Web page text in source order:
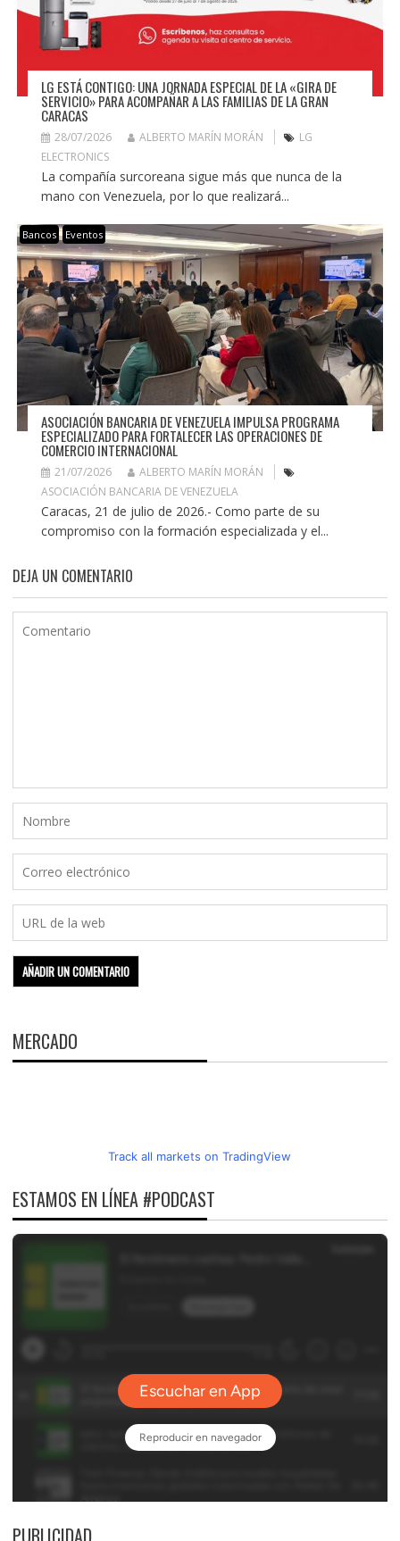
LG ESTÁ CONTIGO: UNA JORNADA ESPECIAL DE LA «GIRA DE
SERVICIO» PARA ACOMPAÑAR A LAS FAMILIAS DE LA GRAN
CARACAS
28/07/2026 ALBERTO MARÍN MORÁN
LG
ELECTRONICS
La compañía surcoreana sigue más que nunca de la
mano con Venezuela, por lo que realizará...
Bancos Eventos
ASOCIACIÓN BANCARIA DE VENEZUELA IMPULSA PROGRAMA
ESPECIALIZADO PARA FORTALECER LAS OPERACIONES DE
COMERCIO INTERNACIONAL
21/07/2026
ALBERTO MARÍN MORÁN
ASOCIACIÓN BANCARIA DE VENEZUELA
Caracas, 21 de julio de 2026.- Como parte de su
compromiso con la formación especializada y el...
DEJA UN COMENTARIO
MERCADO
Track all markets on TradingView
ESTAMOS EN LÍNEA #PODCAST
PUBLICIDAD